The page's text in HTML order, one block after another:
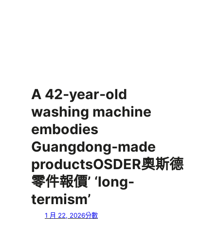
A 42-year-old
washing machine
embodies
Guangdong-made
productsOSDER奧斯德
零件報價’ ‘long-
termism’
1 月 22, 2026分數